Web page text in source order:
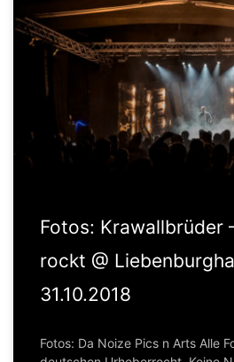
Fotos: Krawallbrüder
rockt @
31.10.2018
Fotos: Da Noize Pics n Arts Alle